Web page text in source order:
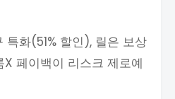
특화(51% 할인), 릴은 보상
페이백이 리스크 제로예